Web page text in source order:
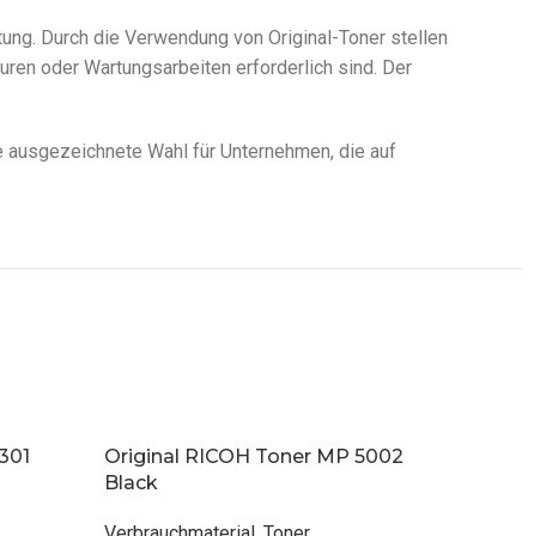
Durch die Verwendung von Original-Toner stellen
oder Wartungsarbeiten erforderlich sind. Der
ausgezeichnete Wahl für Unternehmen, die auf
Original RICOH Toner MP 5002
Black